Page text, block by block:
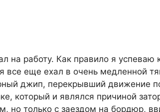
на работу. Как правило я успеваю
все еще ехал в очень медленной
джип, перекрывший движение
который и являлся причиной
но только с заездом на бордюр,